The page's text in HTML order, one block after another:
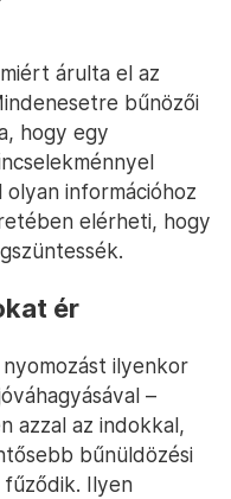
árulta el az
bűnözői
hogy egy
információhoz
elérheti, hogy
ér
ilyenkor
–
azzal az indokkal,
bűnüldözési
Ilyen